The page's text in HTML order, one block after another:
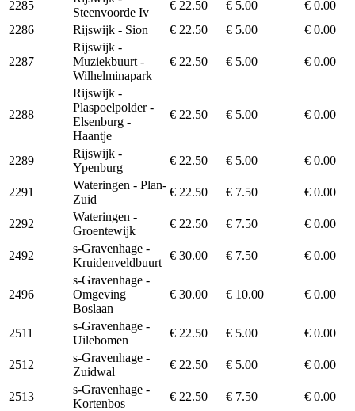
2285
Steenvoorde Iv
€ 22.50 € 5.00
€ 0.00
2286
Rijswijk - Sion € 22.50 € 5.00 € 0.00
2287
Rijswijk -
Muziekbuurt -
Wilhelminapark
€ 22.50 € 5.00 € 0.00
2288
Rijswijk -
Plaspoelpolder -
Elsenburg -
Haantje
€ 22.50 € 5.00 € 0.00
2289
Rijswijk -
Ypenburg
€ 22.50 € 5.00 € 0.00
2291
Wateringen - Plan-
Zuid
€ 22.50 € 7.50 € 0.00
2292
Wateringen -
Groentewijk
€ 22.50 € 7.50 € 0.00
2492
s-Gravenhage -
Kruidenveldbuurt
€ 30.00 € 7.50 € 0.00
2496
s-Gravenhage -
Omgeving
Boslaan
€ 30.00 € 10.00 € 0.00
2511
s-Gravenhage -
Uilebomen
€ 22.50 € 5.00 € 0.00
2512
s-Gravenhage -
Zuidwal
€ 22.50 € 5.00 € 0.00
2513
s-Gravenhage -
Kortenbos
€ 22.50 € 7.50 € 0.00